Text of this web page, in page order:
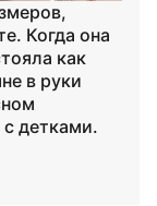
Когда она
как
в руки
с детками.